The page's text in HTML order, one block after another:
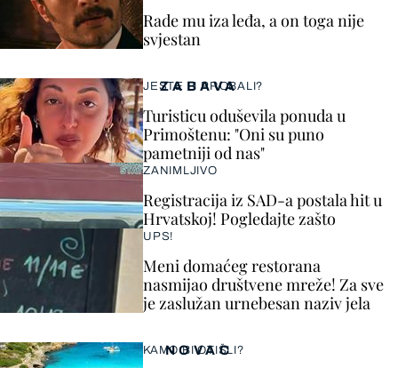
ZABAVA
JESTE LI PROBALI?
Turisticu oduševila ponuda u
Primoštenu: "Oni su puno
pametniji od nas"
ZANIMLJIVO
Registracija iz SAD-a postala hit u
Hrvatskoj! Pogledajte zašto
UPS!
Meni domaćeg restorana
nasmijao društvene mreže! Za sve
je zaslužan urnebesan naziv jela
Rade mu iza leđa, a on toga nije
svjestan
NOVAC
KAMO BI OTIŠLI?